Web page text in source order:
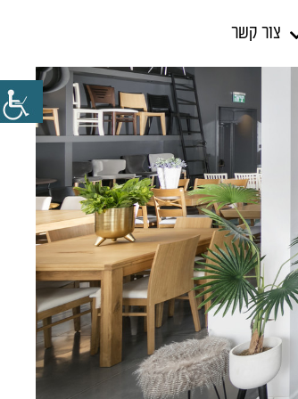
צור קשר